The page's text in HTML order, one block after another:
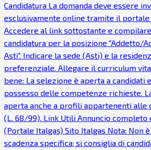
Candidatura La domanda deve essere
esclusivamente online tramite il
Accedere al link sottostante e
candidatura per la posizione "Addetto/
Asti". Indicare la sede (Asti) e la
preferenziale. Allegare il curriculum
bene: La selezione è aperta a candidati
possesso delle competenze richieste.
aperta anche a profili appartenenti alle
(L. 68/99). Link Utili Annuncio completo
(Portale Italgas) Sito Italgas Nota: Non
scadenza specifica; si consiglia di